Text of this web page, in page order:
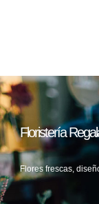
Floristería
Flores frescas,